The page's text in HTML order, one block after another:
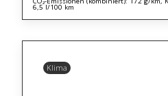
6,5 l/100 km
Klima